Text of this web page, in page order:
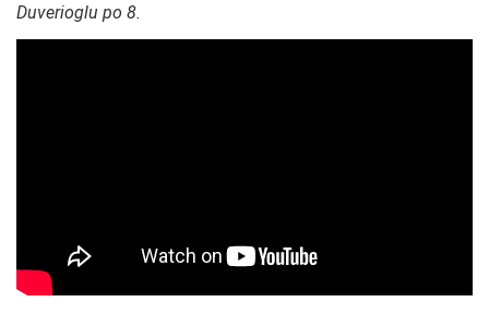
Duverioglu po 8.